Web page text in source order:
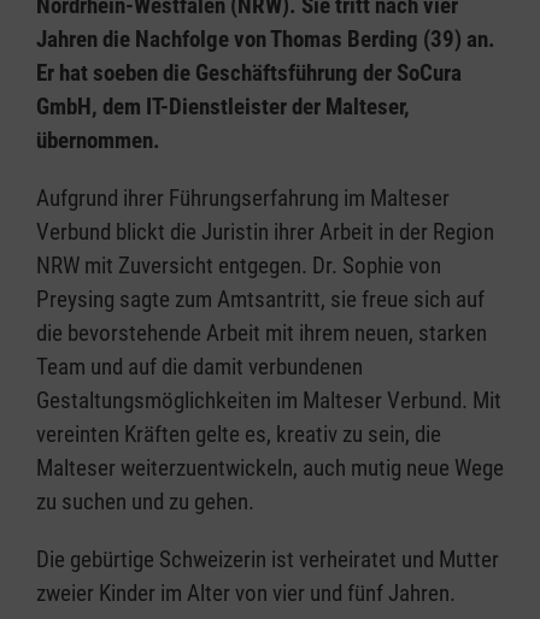
Nordrhein-Westfalen (NRW). Sie tritt nach vier
Jahren die Nachfolge von Thomas Berding (39) an.
Er hat soeben die Geschäftsführung der SoCura
GmbH, dem IT-Dienstleister der Malteser,
übernommen.
Aufgrund ihrer Führungserfahrung im Malteser
Verbund blickt die Juristin ihrer Arbeit in der Region
NRW mit Zuversicht entgegen. Dr. Sophie von
Preysing sagte zum Amtsantritt, sie freue sich auf
die bevorstehende Arbeit mit ihrem neuen, starken
Team und auf die damit verbundenen
Gestaltungsmöglichkeiten im Malteser Verbund. Mit
vereinten Kräften gelte es, kreativ zu sein, die
Malteser weiterzuentwickeln, auch mutig neue Wege
zu suchen und zu gehen.
Die gebürtige Schweizerin ist verheiratet und Mutter
zweier Kinder im Alter von vier und fünf Jahren.